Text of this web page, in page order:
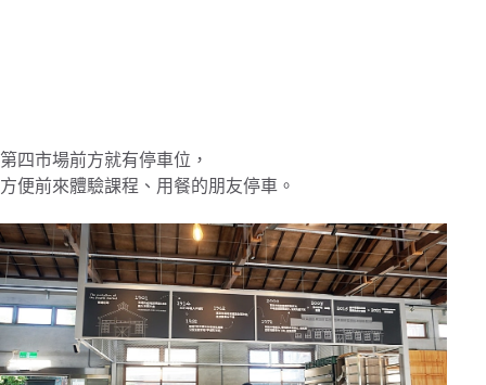
第四市場前方就有停車位，
方便前來體驗課程、用餐的朋友停車。